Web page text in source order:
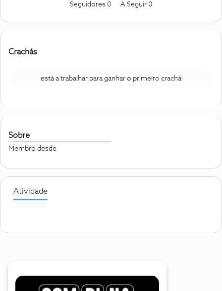
Seguidores 0 A Seguir 0
Crachás
está a trabalhar para ganhar o primeiro crachá
Sobre
Membro desde
Atividade